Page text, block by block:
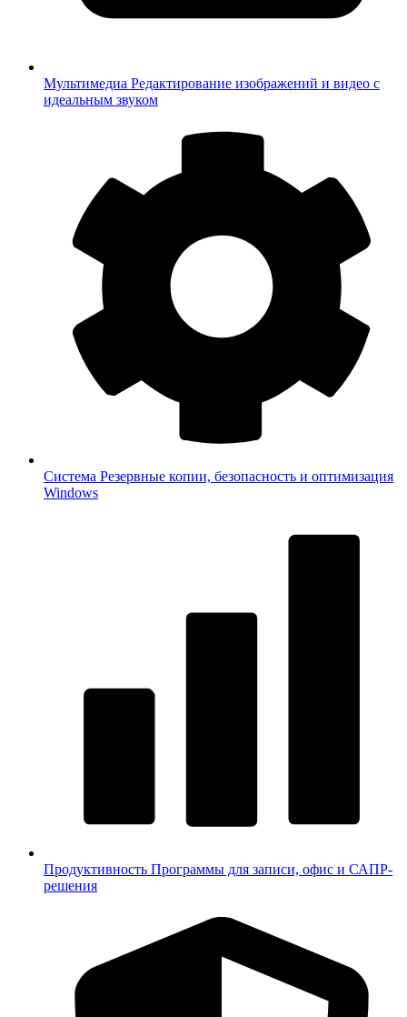
Мультимедиа Редактирование изображений и видео с
идеальным звуком
Система Резервные копии, безопасность и оптимизация
Windows
Продуктивность Программы для записи, офис и САПР-
решения